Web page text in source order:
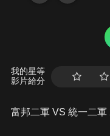
我的星等
影片給分
富邦二軍 VS 統一二軍